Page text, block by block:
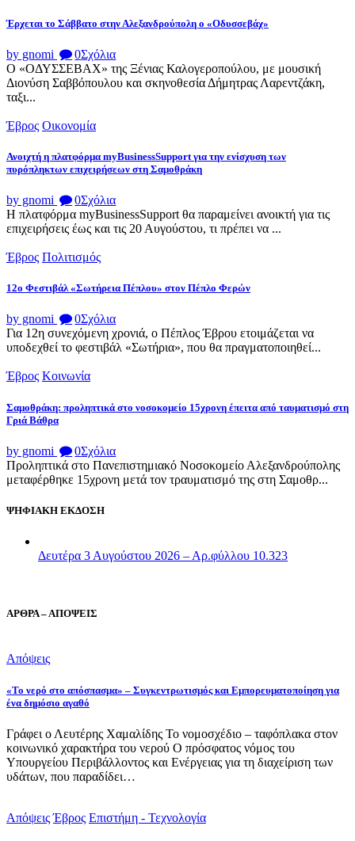
Έρχεται το Σάββατο στην Αλεξανδρούπολη ο «Οδυσσεβάχ»
by gnomi 0Σχόλια
Ο «ΟΔΥΣΣΕΒΑΧ» της Ξένιας Καλογεροπούλου, με μουσική
Διονύση Σαββόπουλου και σκηνοθεσία Δήμητρας Λαρεντζάκη,
ταξι...
Έβρος Οικονομία
Ανοιχτή η πλατφόρμα myBusinessSupport για την ενίσχυση των
πυρόπληκτων επιχειρήσεων στη Σαμοθράκη
by gnomi 0Σχόλια
Η πλατφόρμα myBusinessSupport θα παραμείνει ανοικτή για τις
επιχειρήσεις έως και τις 20 Αυγούστου, τι πρέπει να ...
Έβρος Πολιτισμός
12ο Φεστιβάλ «Σωτήρεια Πέπλου» στον Πέπλο Φερών
by gnomi 0Σχόλια
Για 12η συνεχόμενη χρονιά, ο Πέπλος Έβρου ετοιμάζεται να
υποδεχθεί το φεστιβάλ «Σωτήρια», που θα πραγματοποιηθεί...
Έβρος Κοινωνία
Σαμοθράκη: προληπτικά στο νοσοκομείο 15χρονη έπειτα από ταυματισμό στη
Γριά Βάθρα
by gnomi 0Σχόλια
Προληπτικά στο Πανεπιστημιακό Νοσοκομείο Αλεξανδρούπολης
μεταφέρθηκε 15χρονη μετά τον τραυματισμό της στη Σαμοθρ...
ΨΗΦΙΑΚΗ ΕΚΔΟΣΗ
Δευτέρα 3 Αυγούστου 2026 – Αρ.φύλλου 10.323
ΑΡΘΡΑ – ΑΠΟΨΕΙΣ
Απόψεις
«Το νερό στο απόσπασμα» – Συγκεντρωτισμός και Εμπορευματοποίηση για
ένα δημόσιο αγαθό
Γράφει ο Λευτέρης Χαμαλίδης Το νομοσχέδιο – ταφόπλακα στον
κοινωνικό χαρακτήρα του νερού Ο πρόσφατος νόμος του
Υπουργείου Περιβάλλοντος και Ενέργειας για τη διαχείριση των
υδάτων, που παραδίδει…
Απόψεις Έβρος Επιστήμη - Τεχνολογία